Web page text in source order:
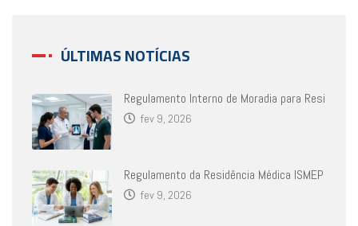
ÚLTIMAS NOTÍCIAS
Regulamento Interno de Moradia para Resi
fev 9, 2026
Regulamento da Residência Médica ISMEP
fev 9, 2026